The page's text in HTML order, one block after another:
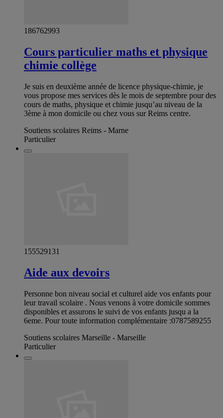
186762993
Cours particulier maths et physique
chimie collège
Je suis en deuxième année de licence physique-chimie, je
vous propose mes services dès le mois de septembre pour des
cours de maths, physique et chimie jusqu’au niveau de la
3ème à mon domicile ou chez vous sur Reims centre.
Soutiens scolaires Reims - Marne
Particulier
155529131
Aide aux devoirs
Personne bon niveau social et culturel aide vos enfants pour
leur travail scolaire . Nous venons à votre domicile sommes
disponibles et assurons le suivi de vos enfants jusqu a la
6eme. Pour toute information complémentaire :0787589255
Soutiens scolaires Marseille - Marseille
Particulier